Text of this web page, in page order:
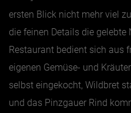
ersten Blick nicht mehr viel
die feinen Details die
Restaurant bedient sich aus
eigenen Gemüse- und
selbst eingekocht, Wildbret
und das Pinzgauer Rind